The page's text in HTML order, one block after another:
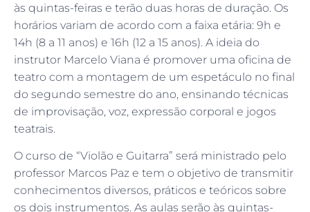
às quintas-feiras e terão duas horas de duração. Os
horários variam de acordo com a faixa etária: 9h e
14h (8 a 11 anos) e 16h (12 a 15 anos). A ideia do
instrutor Marcelo Viana é promover uma oficina de
teatro com a montagem de um espetáculo no final
do segundo semestre do ano, ensinando técnicas
de improvisação, voz, expressão corporal e jogos
teatrais.
O curso de “Violão e Guitarra” será ministrado pelo
professor Marcos Paz e tem o objetivo de transmitir
conhecimentos diversos, práticos e teóricos sobre
os dois instrumentos. As aulas serão às quintas-